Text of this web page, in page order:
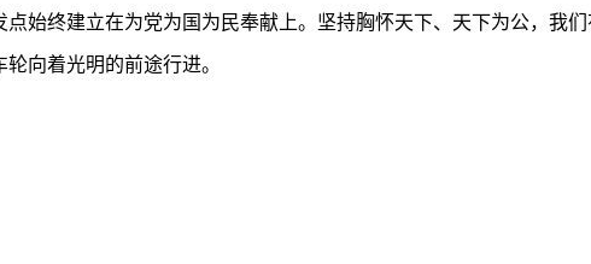
始终建立在为党为国为民奉献上。坚持胸怀天下、天下为公，我
向着光明的前途行进。